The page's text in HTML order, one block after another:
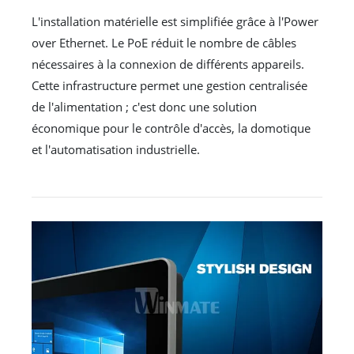
L'installation matérielle est simplifiée grâce à l'Power
over Ethernet. Le PoE réduit le nombre de câbles
nécessaires à la connexion de différents appareils.
Cette infrastructure permet une gestion centralisée
de l'alimentation ; c'est donc une solution
économique pour le contrôle d'accès, la domotique
et l'automatisation industrielle.